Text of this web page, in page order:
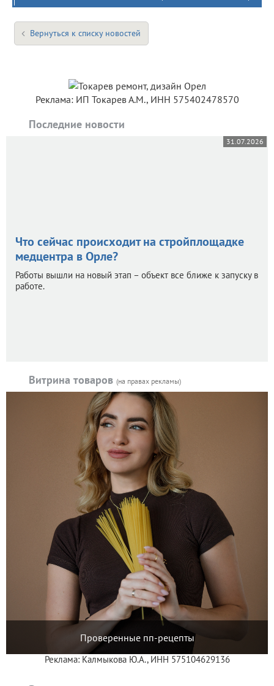
Вернуться к списку новостей
Реклама: ИП Токарев А.М., ИНН 575402478570
Последние новости
31.07.2026
Что сейчас происходит на стройплощадке
медцентра в Орле?
Работы вышли на новый этап – объект все ближе к запуску в
работе.
Витрина товаров (на правах рекламы)
Проверенные пп-рецепты
Реклама: Калмыкова Ю.А., ИНН 575104629136